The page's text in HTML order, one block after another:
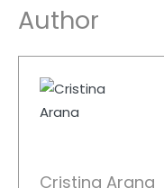
Author
Cristina Arana